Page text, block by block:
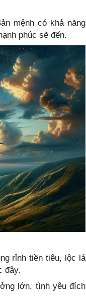
mệnh có khả năng
phúc sẽ đến.
rỉnh tiền tiêu, lộc lá
đây.
lớn, tình yêu đích